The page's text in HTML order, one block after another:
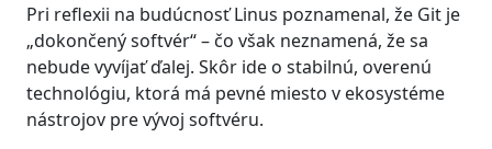
Pri reflexii na budúcnosť Linus poznamenal, že Git je
„dokončený softvér“ – čo však neznamená, že sa
nebude vyvíjať ďalej. Skôr ide o stabilnú, overenú
technológiu, ktorá má pevné miesto v ekosystéme
nástrojov pre vývoj softvéru.